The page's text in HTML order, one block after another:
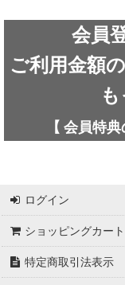
会員
ご利用金額
【 会員特典
ログイン
ショッピングカート
特定商取引法表示